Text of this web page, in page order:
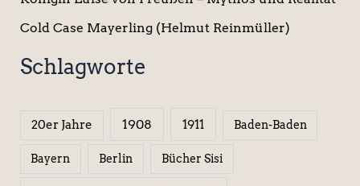
Cold Case Mayerling (Helmut Reinmüller)
Schlagworte
20er Jahre 1908 1911 Baden-Baden
Bayern Berlin Bücher Sisi